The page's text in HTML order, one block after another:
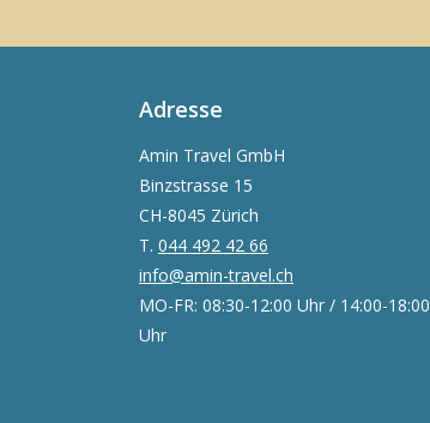
Adresse
Amin Travel GmbH
Binzstrasse 15
CH-8045 Zürich
T. 044 492 42 66
info@amin-travel.ch
MO-FR: 08:30-12:00 Uhr / 14:00-18:00
Uhr